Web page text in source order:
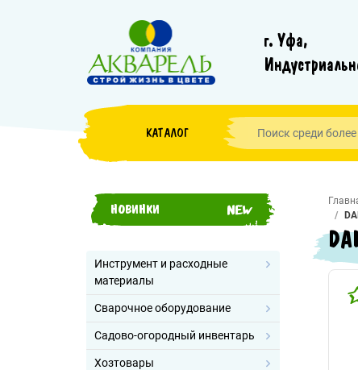
г. Уфа,
КАТАЛОГ
НОВИНКИ
Инструмент и расходные
материалы
Сварочное оборудование
Садово-огородный инвентарь
Хозтовары